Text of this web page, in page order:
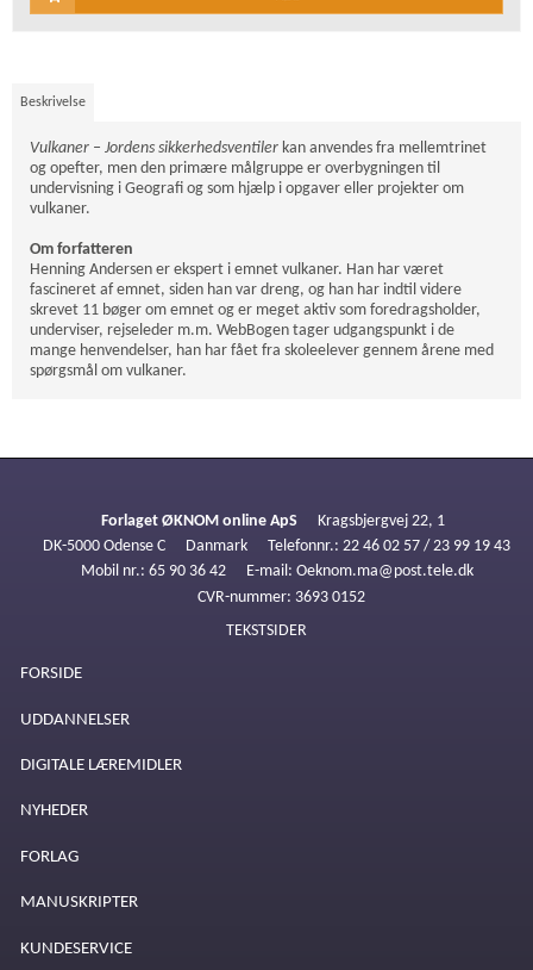
Beskrivelse
Vulkaner – Jordens sikkerhedsventiler kan anvendes fra mellemtrinet
og opefter, men den primære målgruppe er overbygningen til
undervisning i Geografi og som hjælp i opgaver eller projekter om
vulkaner.
Om forfatteren
Henning Andersen er ekspert i emnet vulkaner. Han har været
fascineret af emnet, siden han var dreng, og han har indtil videre
skrevet 11 bøger om emnet og er meget aktiv som foredragsholder,
underviser, rejseleder m.m. WebBogen tager udgangspunkt i de
mange henvendelser, han har fået fra skoleelever gennem årene med
spørgsmål om vulkaner.
Forlaget ØKNOM online ApS
Kragsbjergvej 22, 1
DK-5000 Odense C
Danmark Telefonnr.: 22 46 02 57 / 23 99 19 43
Mobil nr.: 65 90 36 42 E-mail: Oeknom.ma@post.tele.dk
CVR-nummer: 3693 0152
TEKSTSIDER
FORSIDE
UDDANNELSER
DIGITALE LÆREMIDLER
NYHEDER
FORLAG
MANUSKRIPTER
KUNDESERVICE